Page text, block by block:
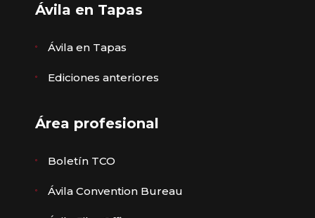
Ávila en Tapas
Ávila en Tapas
Ediciones anteriores
Área profesional
Boletín TCO
Ávila Convention Bureau